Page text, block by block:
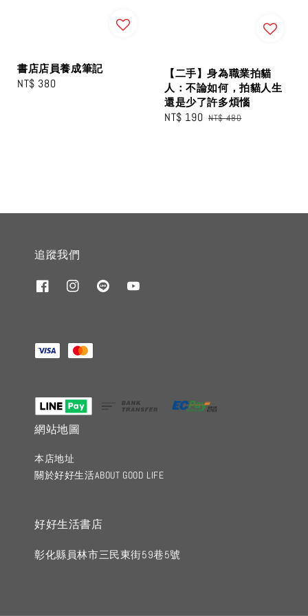
書店店員養成筆記
Regular
NT$ 380
【二手】身為職業拍貓
人：不論如何，拍貓人生
還是少了許多煩惱
Sale
NT$ 190 Regular
NT$ 480
追蹤我們
網站地圖
本店地址
關於好好生活ABOUT GOOD LIFE
好好生活書店
彰化縣員林市三民東街59巷5號